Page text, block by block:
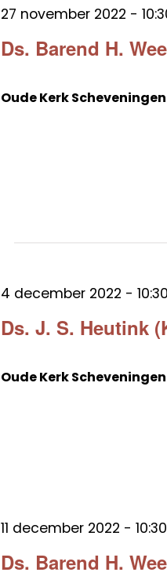
Ds. Barend H.
27 november 2022 -
Oude Kerk Scheveningen
Ds. J. S. Heutink
4 december 2022 - 10:30
Oude Kerk Scheveningen
Ds. Barend H.
11 december 2022 - 10:30